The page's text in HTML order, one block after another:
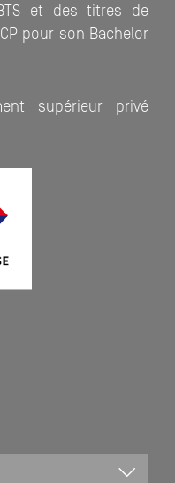
et des titres de
pour son Bachelor
supérieur privé